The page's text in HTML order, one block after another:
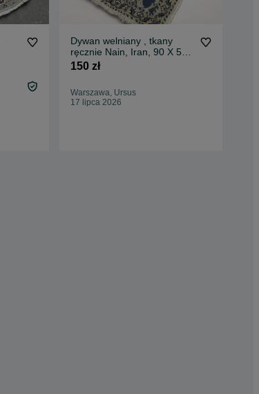
Dywan welniany , tkany
ręcznie Nain, Iran, 90 X 58
cm
150 zł
Warszawa, Ursus
17 lipca 2026